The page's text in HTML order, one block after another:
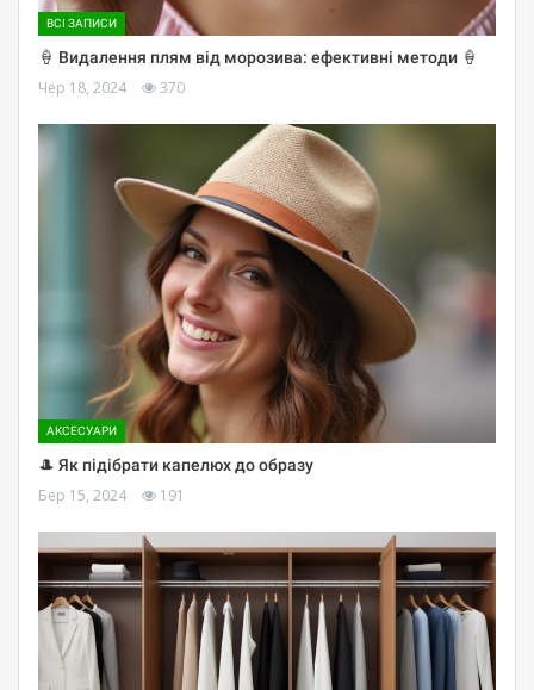
ВСІ ЗАПИСИ
🍦 Видалення плям від морозива: ефективні методи 🍦
Чер 18, 2024 370
АКСЕСУАРИ
🎩 Як підібрати капелюх до образу
Бер 15, 2024 191